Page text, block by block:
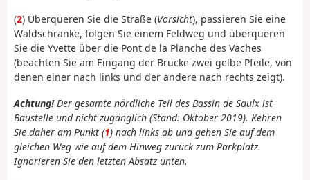
(2) Überqueren Sie die Straße (Vorsicht), passieren Sie eine
Waldschranke, folgen Sie einem Feldweg und überqueren
Sie die Yvette über die Pont de la Planche des Vaches
(beachten Sie am Eingang der Brücke zwei gelbe Pfeile, von
denen einer nach links und der andere nach rechts zeigt).
Achtung!Der gesamte nördliche Teil des Bassin de Saulx ist
Baustelle und nicht zugänglich (Stand: Oktober 2019). Kehren
Sie daher am Punkt (1) nach links ab und gehen Sie auf dem
gleichen Weg wie auf dem Hinweg zurück zum Parkplatz.
Ignorieren Sie den letzten Absatz unten.